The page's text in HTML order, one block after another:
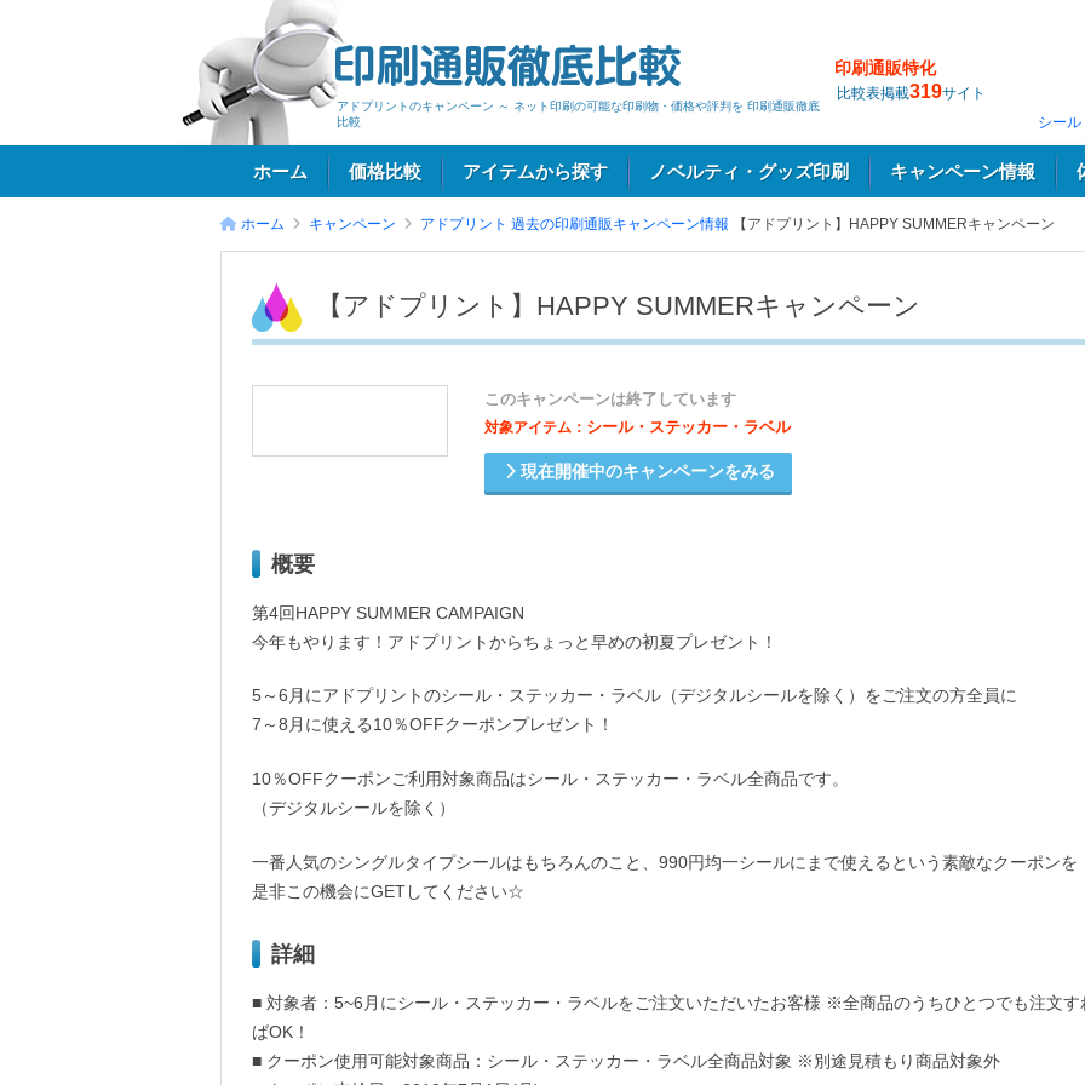
アドプリントのキャンペーン ～ ネット印刷の可能な印刷物・価格や評判を 印刷通販徹底
比較
印刷通販特化
比較表掲載319サイト
シー
ホーム 価格比較 アイテムから探す ノベルティ・グッズ印刷 キャンペーン情報
ホーム キャンペーン アドプリント 過去の印刷通販キャンペーン情報 【アドプリント】HAPPY SUMMERキャンペーン
【アドプリント】HAPPY SUMMERキャンペーン
このキャンペーンは終了しています
対象アイテム： シール・ステッカー・ラベル
現在開催中のキャンペーンをみる
概要
第4回HAPPY SUMMER CAMPAIGN
今年もやります！アドプリントからちょっと早めの初夏プレゼント！
5～6月にアドプリントのシール・ステッカー・ラベル（デジタルシールを除く）をご注文の方全員に
7～8月に使える10％OFFクーポンプレゼント！
10％OFFクーポンご利用対象商品はシール・ステッカー・ラベル全商品です。
（デジタルシールを除く）
一番人気のシングルタイプシールはもちろんのこと、990円均一シールにまで使えるという素敵なクーポンを
是非この機会にGETしてください☆
詳細
■ 対象者：5~6月にシール・ステッカー・ラベルをご注文いただいたお客様 ※全商品のうちひとつでも注文す
ばOK！
■ クーポン使用可能対象商品：シール・ステッカー・ラベル全商品対象 ※別途見積もり商品対象外